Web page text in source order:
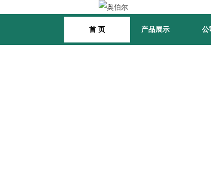
首 页 产品展示 公